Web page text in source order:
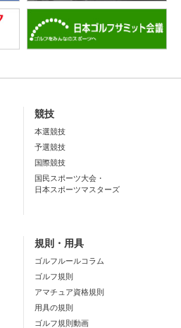
競技
本選競技
予選競技
国際競技
国民スポーツ大会・
日本スポーツマスターズ
規則・用具
ゴルフルールコラム
ゴルフ規則
アマチュア資格規則
用具の規則
ゴルフ規則動画